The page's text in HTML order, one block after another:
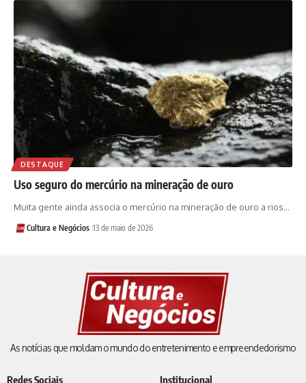
DESTAQUE
Uso seguro do mercúrio na mineração de ouro
Muita gente ainda associa o mercúrio na mineração de ouro a rios…
Cultura e Negócios 13 de maio de 2026
As notícias que moldam o mundo do entretenimento e empreendedorismo
Redes Sociais Institucional